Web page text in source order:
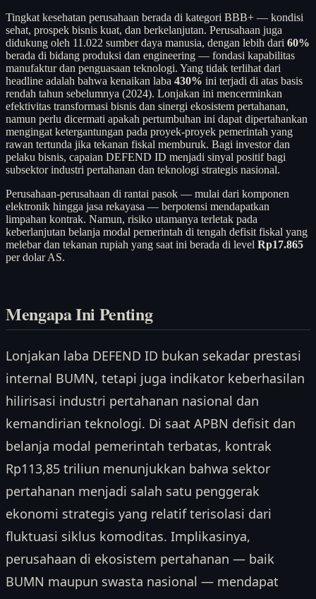
Tingkat kesehatan perusahaan berada di kategori BBB+ — kondisi
sehat, prospek bisnis kuat, dan berkelanjutan. Perusahaan juga
didukung oleh 11.022 sumber daya manusia, dengan lebih dari 60%
berada di bidang produksi dan engineering — fondasi kapabilitas
manufaktur dan penguasaan teknologi. Yang tidak terlihat dari
headline adalah bahwa kenaikan laba 430% ini terjadi di atas basis
rendah tahun sebelumnya (2024). Lonjakan ini mencerminkan
efektivitas transformasi bisnis dan sinergi ekosistem pertahanan,
namun perlu dicermati apakah pertumbuhan ini dapat dipertahankan
mengingat ketergantungan pada proyek-proyek pemerintah yang
rawan tertunda jika tekanan fiskal memburuk. Bagi investor dan
pelaku bisnis, capaian DEFEND ID menjadi sinyal positif bagi
subsektor industri pertahanan dan teknologi strategis nasional.
Perusahaan-perusahaan di rantai pasok — mulai dari komponen
elektronik hingga jasa rekayasa — berpotensi mendapatkan
limpahan kontrak. Namun, risiko utamanya terletak pada
keberlanjutan belanja modal pemerintah di tengah defisit fiskal yang
melebar dan tekanan rupiah yang saat ini berada di level Rp17.865
per dolar AS.
Mengapa Ini Penting
Lonjakan laba DEFEND ID bukan sekadar prestasi
internal BUMN, tetapi juga indikator keberhasilan
hilirisasi industri pertahanan nasional dan
kemandirian teknologi. Di saat APBN defisit dan
belanja modal pemerintah terbatas, kontrak
Rp113,85 triliun menunjukkan bahwa sektor
pertahanan menjadi salah satu penggerak
ekonomi strategis yang relatif terisolasi dari
fluktuasi siklus komoditas. Implikasinya,
perusahaan di ekosistem pertahanan — baik
BUMN maupun swasta nasional — mendapat